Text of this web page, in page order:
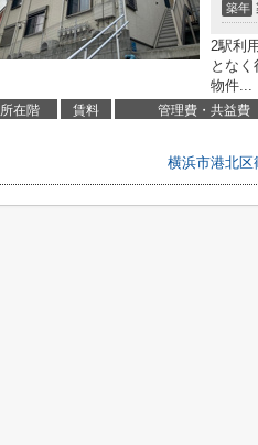
築年
2駅利
とな
物件...
所在階 賃料 管理費・共益費
横浜市港北区